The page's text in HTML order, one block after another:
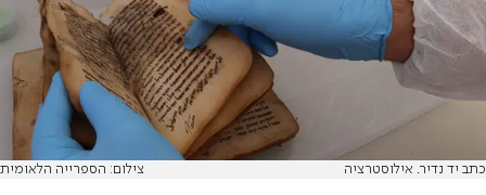
כתב יד נדיר. אילוסטרציה צילום: הספרייה הלאומית